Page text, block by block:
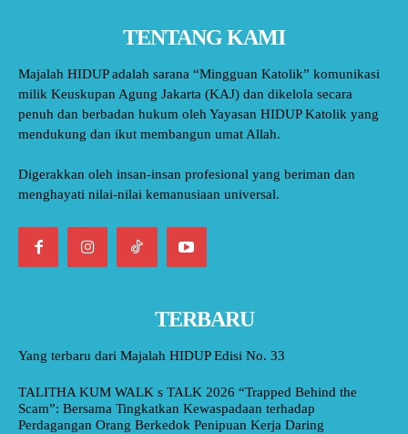
TENTANG KAMI
Majalah HIDUP adalah sarana “Mingguan Katolik” komunikasi
milik Keuskupan Agung Jakarta (KAJ) dan dikelola secara
penuh dan berbadan hukum oleh Yayasan HIDUP Katolik yang
mendukung dan ikut membangun umat Allah.
Digerakkan oleh insan-insan profesional yang beriman dan
menghayati nilai-nilai kemanusiaan universal.
TERBARU
Yang terbaru dari Majalah HIDUP Edisi No. 33
TALITHA KUM WALK s TALK 2026 “Trapped Behind the
Scam”: Bersama Tingkatkan Kewaspadaan terhadap
Perdagangan Orang Berkedok Penipuan Kerja Daring